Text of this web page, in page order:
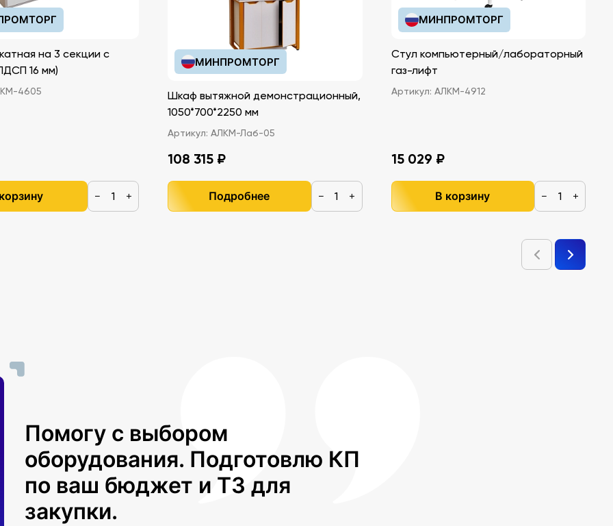
на 3 секции с
(ЛДСП 16 мм)
4605
− +
МИНПРОМТОРГ
Шкаф вытяжной демонстрационный,
1050*700*2250 мм
Артикул: АЛКМ-Лаб-05
108 315 ₽
Подробнее − +
МИНПРОМТОРГ
Стул компьютерный/лабораторный
газ-лифт
Артикул: АЛКМ-4912
15 029 ₽
В корзину − +
Помогу с выбором
оборудования. Подготовлю КП
по ваш бюджет и ТЗ для
закупки.